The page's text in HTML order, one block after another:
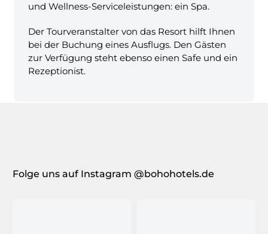
und Wellness-Serviceleistungen: ein Spa.
Der Tourveranstalter von das Resort hilft Ihnen
bei der Buchung eines Ausflugs. Den Gästen
zur Verfügung steht ebenso einen Safe und ein
Rezeptionist.
Folge uns auf Instagram @bohohotels.de